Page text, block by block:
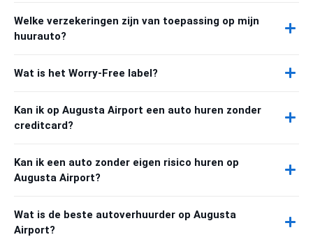
Welke verzekeringen zijn van toepassing op mijn
huurauto?
Wat is het Worry-Free label?
Kan ik op Augusta Airport een auto huren zonder
creditcard?
Kan ik een auto zonder eigen risico huren op
Augusta Airport?
Wat is de beste autoverhuurder op Augusta
Airport?